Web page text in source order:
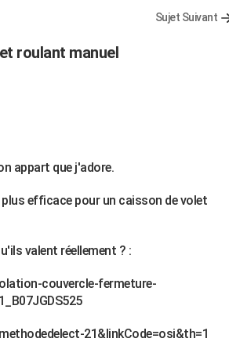
Sujet Suivant
roulant manuel
appart que j'adore.
efficace pour un caisson de volet
valent réellement ? :
couvercle-fermeture-
21&linkCode=osi&th=1